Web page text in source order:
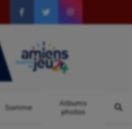
Somme
Albums
photos